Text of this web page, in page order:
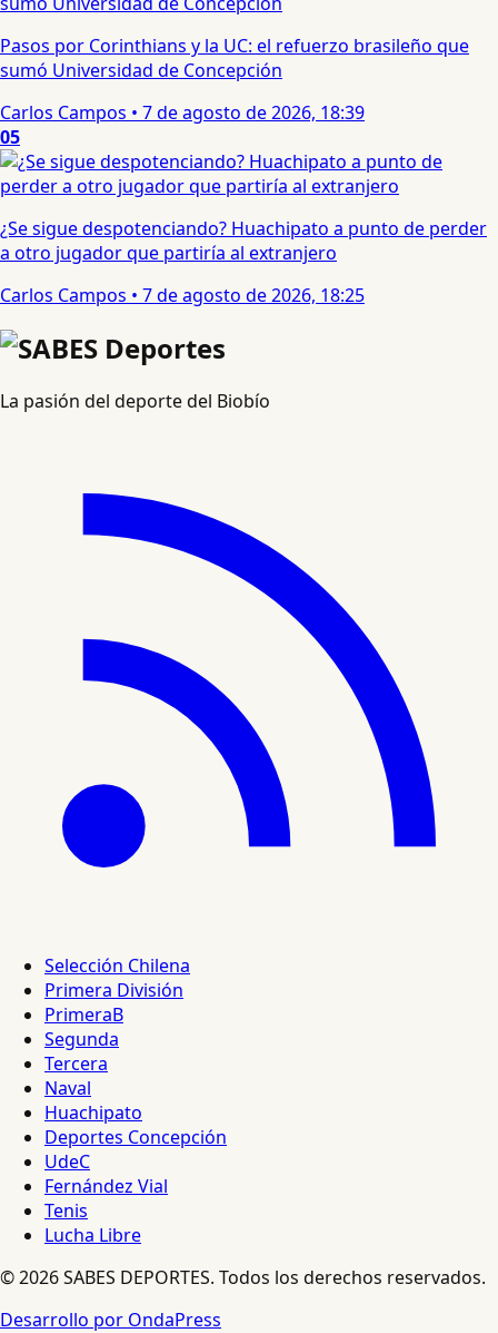
Pasos por Corinthians y la UC: el refuerzo brasileño que
sumó Universidad de Concepción
Carlos Campos • 7 de agosto de 2026, 18:39
05
¿Se sigue despotenciando? Huachipato a punto de perder
a otro jugador que partiría al extranjero
Carlos Campos • 7 de agosto de 2026, 18:25
La pasión del deporte del Biobío
Selección Chilena
Primera División
PrimeraB
Segunda
Tercera
Naval
Huachipato
Deportes Concepción
UdeC
Fernández Vial
Tenis
Lucha Libre
© 2026 SABES DEPORTES. Todos los derechos reservados.
Desarrollo por OndaPress